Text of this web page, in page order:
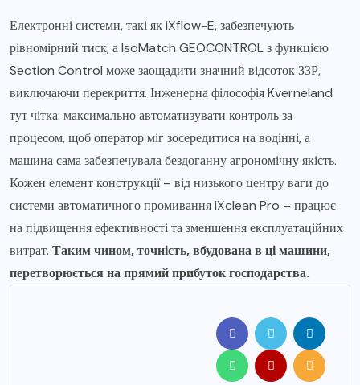
Електронні системи, такі як iXflow-E, забезпечують
рівномірний тиск, а IsoMatch GEOCONTROL з функцією
Section Control може заощадити значний відсоток ЗЗР,
виключаючи перекриття. Інженерна філософія Kverneland
тут чітка: максимально автоматизувати контроль за
процесом, щоб оператор міг зосередитися на водінні, а
машина сама забезпечувала бездоганну агрономічну якість.
Кожен елемент конструкції – від низького центру ваги до
системи автоматичного промивання iXclean Pro – працює
на підвищення ефективності та зменшення експлуатаційних
витрат. Таким чином, точність, вбудована в ці машини,
перетворюється на прямий прибуток господарства.